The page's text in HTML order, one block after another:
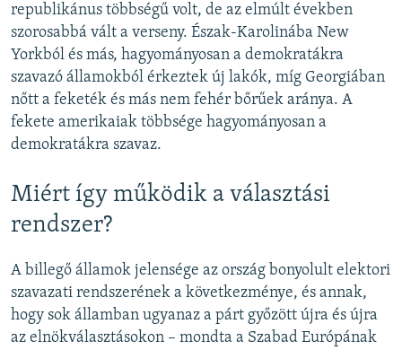
republikánus többségű volt, de az elmúlt években
szorosabbá vált a verseny. Észak-Karolinába New
Yorkból és más, hagyományosan a demokratákra
szavazó államokból érkeztek új lakók, míg Georgiában
nőtt a feketék és más nem fehér bőrűek aránya. A
fekete amerikaiak többsége hagyományosan a
demokratákra szavaz.
Miért így működik a választási
rendszer?
A billegő államok jelensége az ország bonyolult elektori
szavazati rendszerének a következménye, és annak,
hogy sok államban ugyanaz a párt győzött újra és újra
az elnökválasztásokon – mondta a Szabad Európának